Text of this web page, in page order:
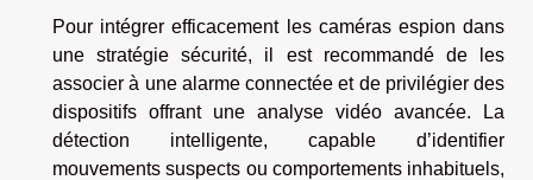
Pour intégrer efficacement les caméras espion dans
une stratégie sécurité, il est recommandé de les
associer à une alarme connectée et de privilégier des
dispositifs offrant une analyse vidéo avancée. La
détection intelligente, capable d’identifier
mouvements suspects ou comportements inhabituels,